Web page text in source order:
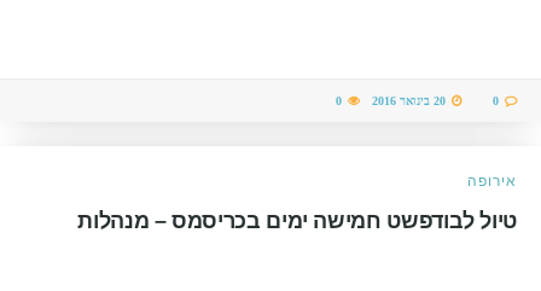
אירופה
טיול לבודפשט חמישה ימים בכריסמס – מנהלות